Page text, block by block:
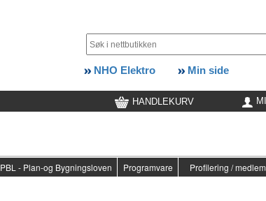
NHO Elektro Min side
HANDLEKURV
PBL - Plan-og Bygningsloven Programvare
Profilering /